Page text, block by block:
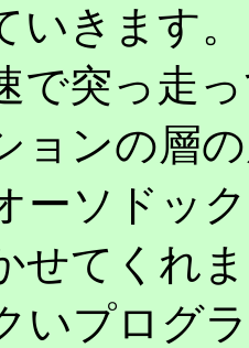
いきます
で突っ走
ョンの層
ーソドッ
せてくれ
いプログ